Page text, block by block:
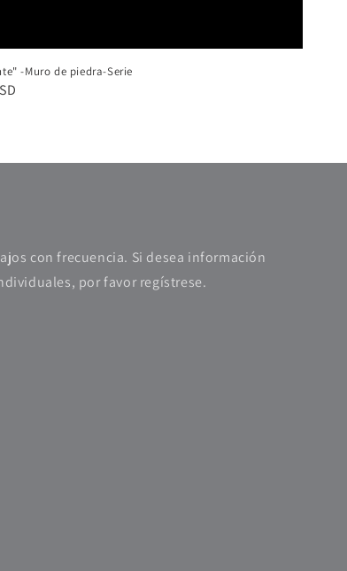
-Muro de piedra-Serie
con frecuencia. Si desea información
por favor regístrese.